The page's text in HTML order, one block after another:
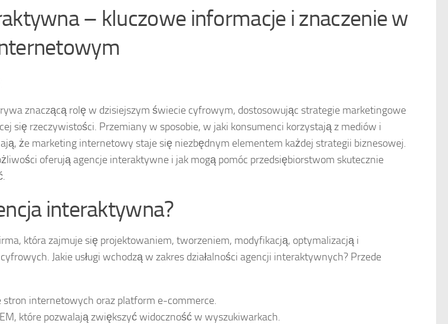
– kluczowe informacje i znaczenie w
znaczącą rolę w dzisiejszym świecie cyfrowym, dostosowując strategie marketingowe
się rzeczywistości. Przemiany w sposobie, w jaki konsumenci korzystają z mediów i
że marketing internetowy staje się niezbędnym elementem każdej strategii biznesowej.
oferują agencje interaktywne i jak mogą pomóc przedsiębiorstwom skutecznie
interaktywna?
która zajmuje się projektowaniem, tworzeniem, modyfikacją, optymalizacją i
Jakie usługi wchodzą w zakres działalności agencji interaktywnych? Przede
stron internetowych oraz platform e-commerce.
które pozwalają zwiększyć widoczność w wyszukiwarkach.